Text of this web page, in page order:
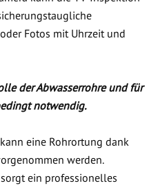
Fotos mit Uhrzeit und
der Abwasserrohre und für
notwendig.
eine Rohrortung dank
werden.
ein professionelles